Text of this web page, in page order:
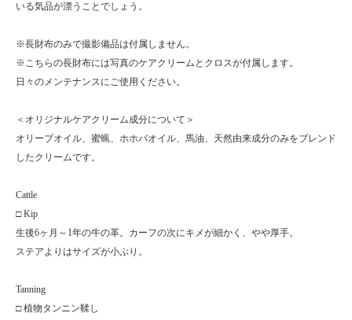
いる気品が漂うことでしょう。
※長財布のみで撮影備品は付属しません。
※こちらの長財布には写真のケアクリームとクロスが付属します。
日々のメンテナンスにご使用ください。
＜オリジナルケアクリーム成分について＞
オリーブオイル、蜜蝋、ホホバオイル、馬油、天然由来成分のみをブレンド
したクリームです。
Cattle
□ Kip
生後6ヶ月～1年の牛の革。カーフの次にキメが細かく、やや厚手。
ステアよりはサイズが小ぶり。
Tanning
□ 植物タンニン鞣し